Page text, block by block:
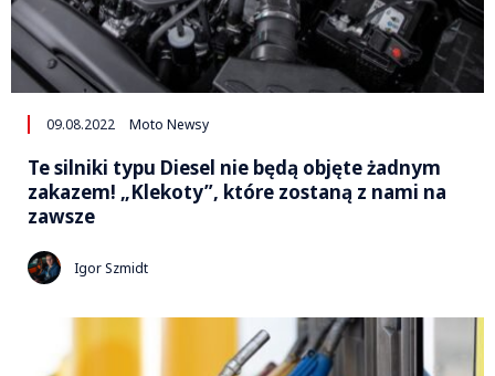
09.08.2022 Moto Newsy
Te silniki typu Diesel nie będą objęte żadnym
zakazem! „Klekoty”, które zostaną z nami na
zawsze
Igor Szmidt